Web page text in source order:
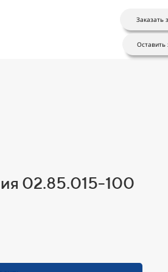
Заказать
Оставить
02.85.015-100